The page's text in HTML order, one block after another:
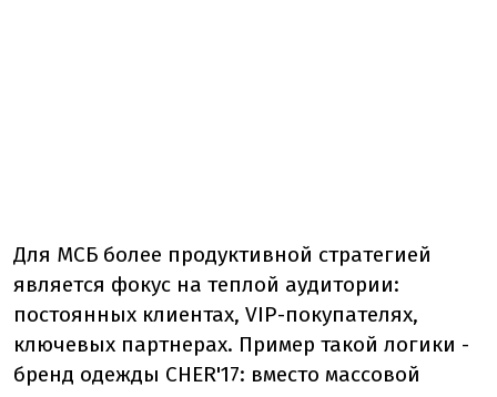
Для МСБ более продуктивной стратегией
является фокус на теплой аудитории:
постоянных клиентах, VIP-покупателях,
ключевых партнерах. Пример такой логики -
бренд одежды CHER'17: вместо массовой